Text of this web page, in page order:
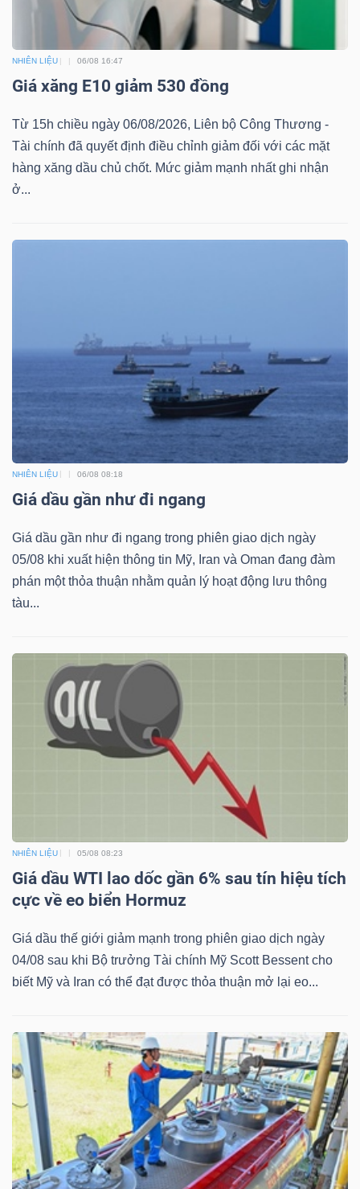
NHIÊN LIỆU 06/08 16:47
Giá xăng E10 giảm 530 đồng
Từ 15h chiều ngày 06/08/2026, Liên bộ Công Thương -
Tài chính đã quyết định điều chỉnh giảm đối với các mặt
hàng xăng dầu chủ chốt. Mức giảm mạnh nhất ghi nhận
ở...
NHIÊN LIỆU 06/08 08:18
Giá dầu gần như đi ngang
Giá dầu gần như đi ngang trong phiên giao dịch ngày
05/08 khi xuất hiện thông tin Mỹ, Iran và Oman đang đàm
phán một thỏa thuận nhằm quản lý hoạt động lưu thông
tàu...
NHIÊN LIỆU 05/08 08:23
Giá dầu WTI lao dốc gần 6% sau tín hiệu tích
cực về eo biển Hormuz
Giá dầu thế giới giảm mạnh trong phiên giao dịch ngày
04/08 sau khi Bộ trưởng Tài chính Mỹ Scott Bessent cho
biết Mỹ và Iran có thể đạt được thỏa thuận mở lại eo...
tích
Thuật
(-)
Sách
tài
chính
Công
cụ
đầu
Truyền
Dữ
tài